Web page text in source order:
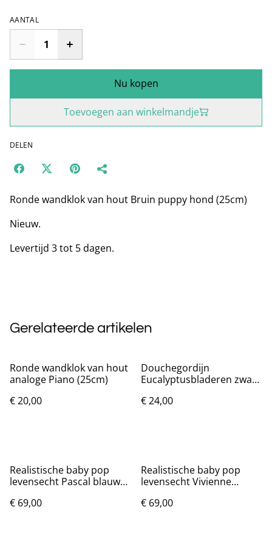
AANTAL
Nu kopen
Toevoegen aan winkelmandje
DELEN
Ronde wandklok van hout Bruin puppy hond (25cm)
Nieuw.
Levertijd 3 tot 5 dagen.
Gerelateerde artikelen
Ronde wandklok van hout
analoge Piano (25cm)
€ 20,00
Douchegordijn
Eucalyptusbladeren zwart
€ 24,00
Realistische baby pop
levensecht Pascal blauw
€ 69,00
Realistische baby pop
levensecht Vivienne
€ 69,00